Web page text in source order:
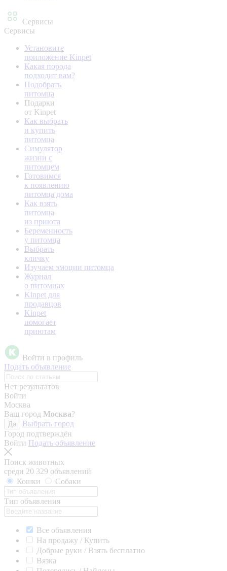
Сервисы
Сервисы
Установите
приложение Kinpet
Какая порода
подходит вам?
Подобрать
питомца
Подарки
от Kinpet
Как выбрать
и купить
питомца
Симулятор
жизни с
питомцем
Готовимся
к появлению
питомца дома
Как взять
питомца
из приюта
Беременность
у питомца
Выбрать
кличку
Изучаем эмоции питомца
Журнал
о питомцах
Kinpet для
продавцов
Kinpet
помогает
приютам
Войти в профиль
Подать объявление
Нет результатов
Войти
Москва
Ваш город Москва?
Да
Выбрать город
Город подтверждён
Войти Подать объявление
Поиск животных
среди 20 329 объявлений
Кошки
Собаки
Тип объявления
Все объявления
На продажу / Купить
Добрые руки / Взять бесплатно
Вязка